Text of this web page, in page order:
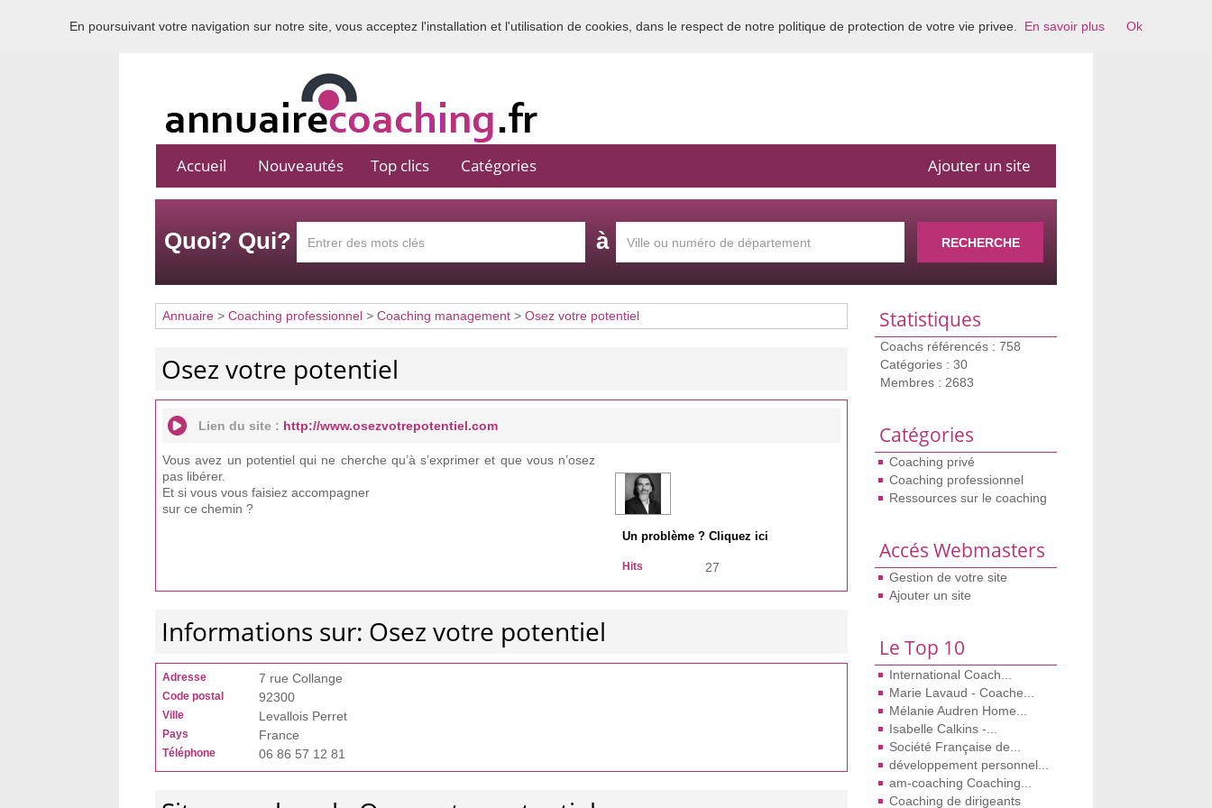
Bienvenue sur l'annuaire du coaching en France
Accueil Nouveautés Top clics Catégories Ajouter un site
Quoi? Qui? à RECHERCHE
Statistiques
Coachs référencés : 758
Catégories : 30
Membres : 2683
Catégories
Coaching privé
Coaching professionnel
Ressources sur le coaching
Accés Webmasters
Gestion de votre site
Ajouter un site
Le Top 10
International Coach...
Marie Lavaud - Coache...
Mélanie Audren Home...
Isabelle Calkins -...
Société Française de...
développement personnel...
am-coaching Coaching...
Coaching de dirigeants
Annuaire > Coaching professionnel > Coaching management > Osez votre potentiel
Osez votre potentiel
Lien du site : http://www.osezvotrepotentiel.com
Vous avez un potentiel qui ne cherche qu’à s’exprimer et que vous n’osez
pas libérer.
Et si vous vous faisiez accompagner
sur ce chemin ?
Un problème ? Cliquez ici
Hits 27
Informations sur: Osez votre potentiel
Adresse 7 rue Collange
Code postal 92300
Ville Levallois Perret
Pays France
Téléphone 06 86 57 12 81
En poursuivant votre navigation sur notre site, vous acceptez l'installation et l'utilisation de cookies, dans le respect de notre politique de protection de votre vie privee. En savoir plus Ok